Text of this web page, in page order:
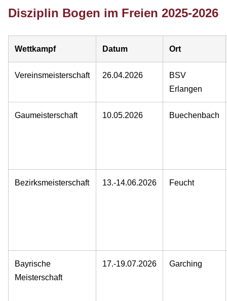
Disziplin Bogen im Freien 2025-2026
Wettkampf Datum Ort
Vereinsmeisterschaft 26.04.2026
BSV
Erlangen
Gaumeisterschaft 10.05.2026 Buechenbach
Bezirksmeisterschaft 13.-14.06.2026 Feucht
Bayrische
Meisterschaft
17.-19.07.2026 Garching